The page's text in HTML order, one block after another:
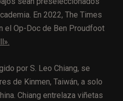
En 2022, The Times
el Op-Doc de Ben Proudfoot
por S. Leo Chiang, se
de Kinmen, Taiwán, a solo
Chiang entrelaza viñetas